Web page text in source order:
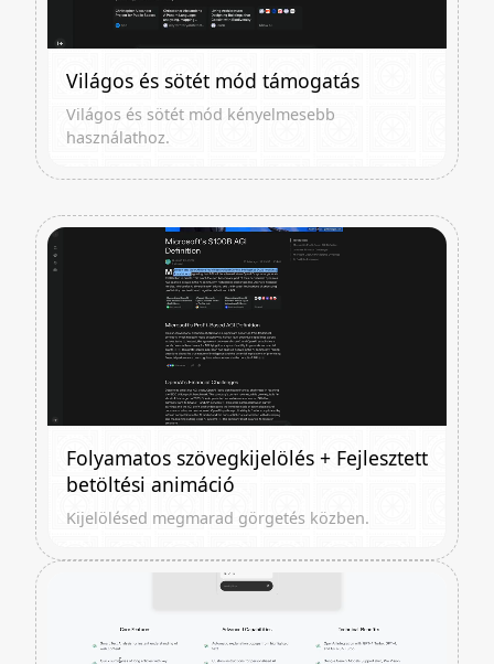
Világos és sötét mód támogatás
Világos és sötét mód kényelmesebb
használathoz.
Folyamatos szövegkijelölés + Fejlesztett
betöltési animáció
Kijelölésed megmarad görgetés közben.